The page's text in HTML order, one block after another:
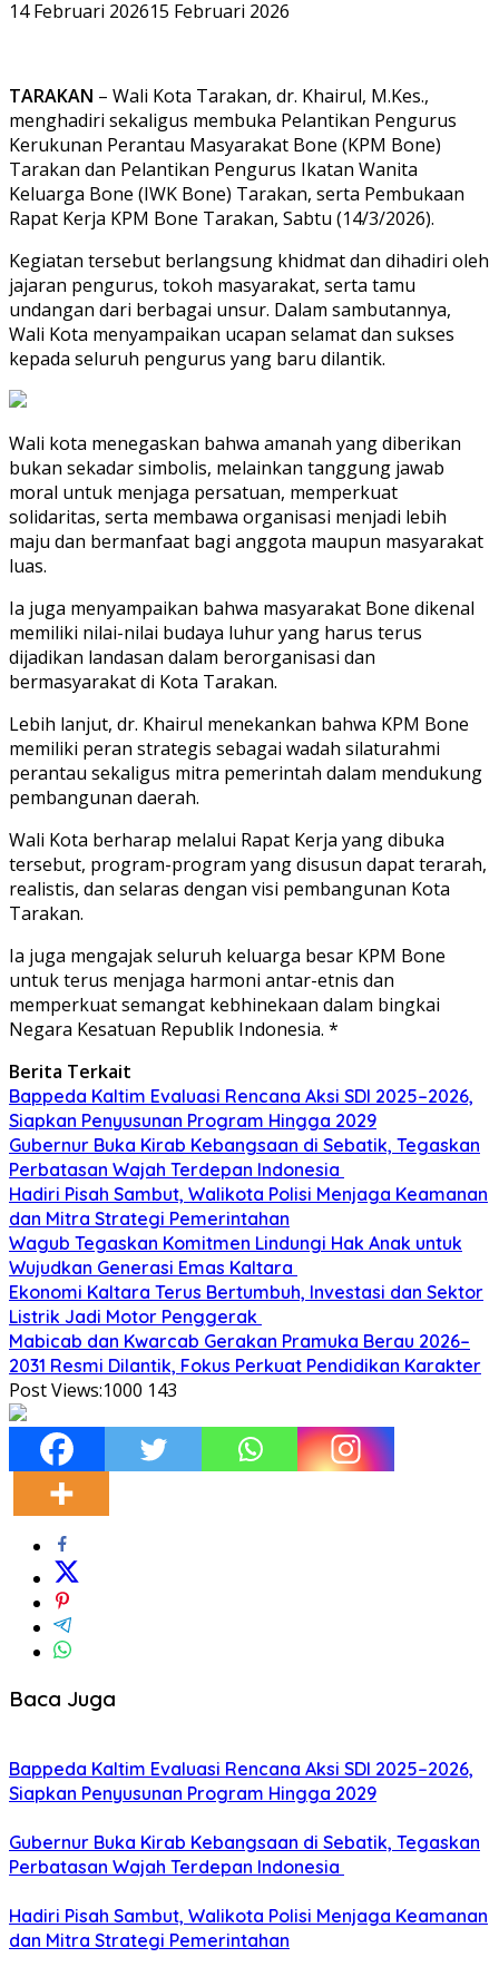
14 Februari 202615 Februari 2026
TARAKAN – Wali Kota Tarakan, dr. Khairul, M.Kes.,
menghadiri sekaligus membuka Pelantikan Pengurus
Kerukunan Perantau Masyarakat Bone (KPM Bone)
Tarakan dan Pelantikan Pengurus Ikatan Wanita
Keluarga Bone (IWK Bone) Tarakan, serta Pembukaan
Rapat Kerja KPM Bone Tarakan, Sabtu (14/3/2026).
Kegiatan tersebut berlangsung khidmat dan dihadiri oleh
jajaran pengurus, tokoh masyarakat, serta tamu
undangan dari berbagai unsur. Dalam sambutannya,
Wali Kota menyampaikan ucapan selamat dan sukses
kepada seluruh pengurus yang baru dilantik.
Wali kota menegaskan bahwa amanah yang diberikan
bukan sekadar simbolis, melainkan tanggung jawab
moral untuk menjaga persatuan, memperkuat
solidaritas, serta membawa organisasi menjadi lebih
maju dan bermanfaat bagi anggota maupun masyarakat
luas.
Ia juga menyampaikan bahwa masyarakat Bone dikenal
memiliki nilai-nilai budaya luhur yang harus terus
dijadikan landasan dalam berorganisasi dan
bermasyarakat di Kota Tarakan.
Lebih lanjut, dr. Khairul menekankan bahwa KPM Bone
memiliki peran strategis sebagai wadah silaturahmi
perantau sekaligus mitra pemerintah dalam mendukung
pembangunan daerah.
Wali Kota berharap melalui Rapat Kerja yang dibuka
tersebut, program-program yang disusun dapat terarah,
realistis, dan selaras dengan visi pembangunan Kota
Tarakan.
Ia juga mengajak seluruh keluarga besar KPM Bone
untuk terus menjaga harmoni antar-etnis dan
memperkuat semangat kebhinekaan dalam bingkai
Negara Kesatuan Republik Indonesia. *
Berita Terkait
Bappeda Kaltim Evaluasi Rencana Aksi SDI 2025–2026,
Siapkan Penyusunan Program Hingga 2029
Gubernur Buka Kirab Kebangsaan di Sebatik, Tegaskan
Perbatasan Wajah Terdepan Indonesia
Hadiri Pisah Sambut, Walikota Polisi Menjaga Keamanan
dan Mitra Strategi Pemerintahan
Wagub Tegaskan Komitmen Lindungi Hak Anak untuk
Wujudkan Generasi Emas Kaltara
Ekonomi Kaltara Terus Bertumbuh, Investasi dan Sektor
Listrik Jadi Motor Penggerak
Mabicab dan Kwarcab Gerakan Pramuka Berau 2026–
2031 Resmi Dilantik, Fokus Perkuat Pendidikan Karakter
Post Views:1000 143
Baca Juga
Bappeda Kaltim Evaluasi Rencana Aksi SDI 2025–2026,
Siapkan Penyusunan Program Hingga 2029
Gubernur Buka Kirab Kebangsaan di Sebatik, Tegaskan
Perbatasan Wajah Terdepan Indonesia
Hadiri Pisah Sambut, Walikota Polisi Menjaga Keamanan
dan Mitra Strategi Pemerintahan